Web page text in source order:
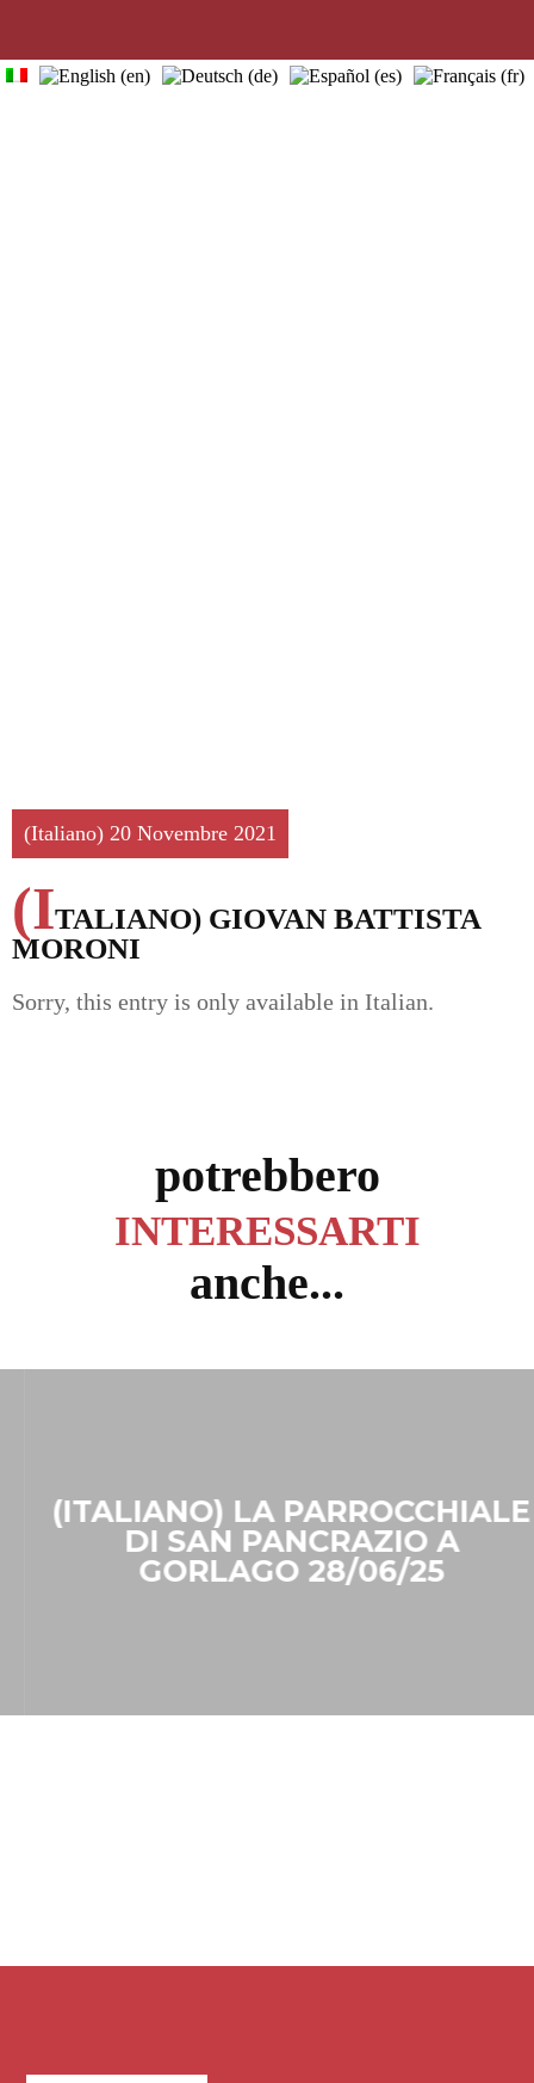
home
(Italiano) 20 Novembre 2021
(ITALIANO) GIOVAN BATTISTA
MORONI
Sorry, this entry is only available in Italian.
potrebbero
INTERESSARTI
anche...
(ITALIANO) LA PARROCCHIALE
DI SAN PANCRAZIO A
GORLAGO 28/06/25